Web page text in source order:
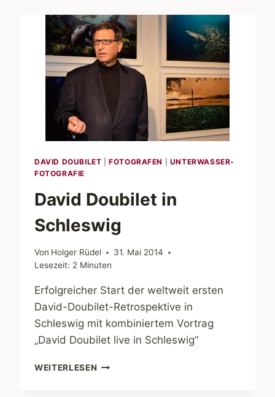
DOUBILET
TRIFFT
VERANSTALTER
DAVID DOUBILET |FOTOGRAFEN
UNTERWASSER-
FOTOGRAFIE
David Doubilet in
Schleswig
Von Holger Rüdel
31. Mai 2014
Lesezeit: 2 Minuten
Erfolgreicher Start der weltweit ersten
David-Doubilet-Retrospektive in
Schleswig mit kombiniertem Vortrag
„David Doubilet live in Schleswig“
WEITERLESEN DAVID